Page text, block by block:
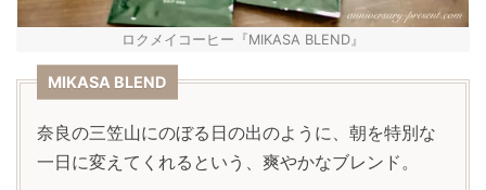
ロクメイコーヒー『MIKASA BLEND』
MIKASA BLEND
奈良の三笠山にのぼる日の出のように、朝を特別な
一日に変えてくれるという、爽やかなブレンド。